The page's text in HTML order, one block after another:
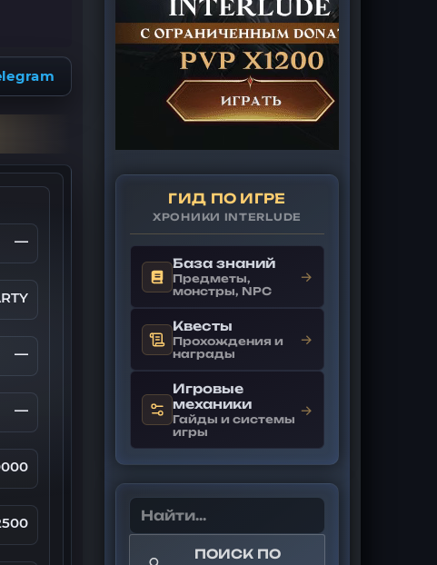
—
—
—
ГИД ПО ИГРЕ
ХРОНИКИ INTERLUDE
База знаний
Предметы,
монстры, NPC
→
Квесты
Прохождения и
награды
→
Игровые
механики
Гайды и системы
игры
→
ПОИСК ПО